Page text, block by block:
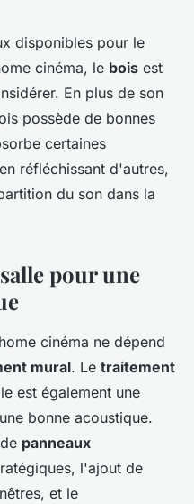
disponibles pour le
cinéma, le bois est
En plus de son
possède de bonnes
certaines
réfléchissant d'autres,
du son dans la
pour une
cinéma ne dépend
mural. Le traitement
est également une
bonne acoustique.
panneaux
l'ajout de
et le